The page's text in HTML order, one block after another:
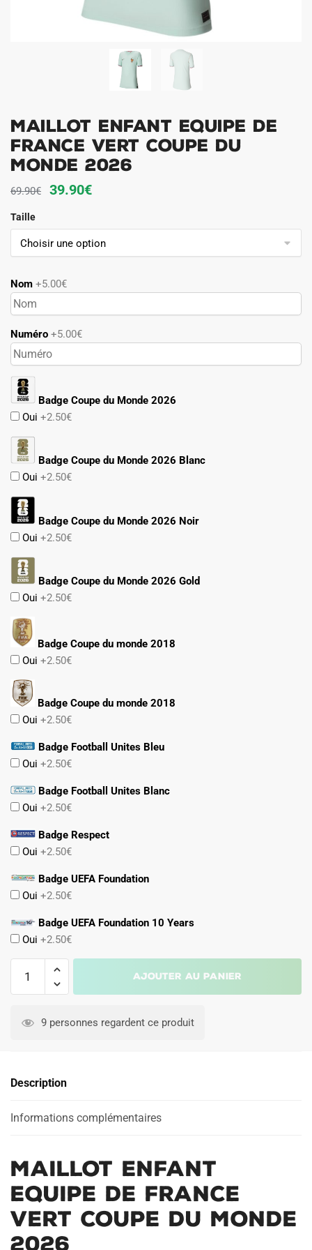
Maillot Enfant Equipe de
France Vert Coupe du
Monde 2026
69.90€
Le
initial
était :
39.90€Le
actuel
est :
Taille
Nom +5.00€
Numéro +5.00€
Badge Coupe du Monde 2026
Oui +2.50€
Badge Coupe du Monde 2026 Blanc
Oui +2.50€
Badge Coupe du Monde 2026 Noir
Oui +2.50€
Badge Coupe du Monde 2026 Gold
Oui +2.50€
Badge Coupe du monde 2018
Oui +2.50€
Badge Coupe du monde 2018
Oui +2.50€
Badge Football Unites Bleu
Oui +2.50€
Badge Football Unites Blanc
Oui +2.50€
Badge Respect
Oui +2.50€
Badge UEFA Foundation
Oui +2.50€
Badge UEFA Foundation 10 Years
Oui +2.50€
Enfant
Vert
du
Ajouter au panier
9 personnes regardent ce produit
Description
Informations complémentaires
Maillot Enfant
Equipe de France
Vert Coupe du Monde
2026